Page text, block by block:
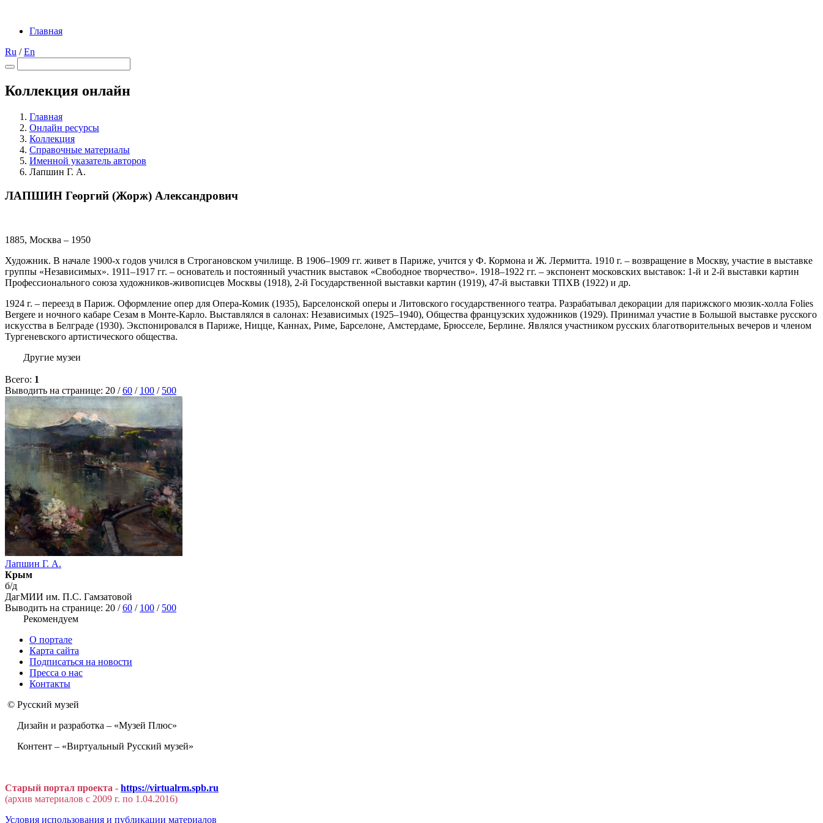
Главная
Ru /En
Коллекция онлайн
Главная
Онлайн ресурсы
Коллекция
Справочные материалы
Именной указатель авторов
Лапшин Г. А.
ЛАПШИН Георгий (Жорж) Александрович
1885, Москва – 1950
Художник. В начале 1900-х годов учился в Строгановском училище. В 1906–1909 гг. живет в Париже, учится у Ф. Кормона и Ж. Лермитта. 1910 г. – возвращение в Москву, участие в выставке
группы «Независимых». 1911–1917 гг. – основатель и постоянный участник выставок «Свободное творчество». 1918–1922 гг. – экспонент московских выставок: 1-й и 2-й выставки картин
Профессионального союза художников-живописцев Москвы (1918), 2-й Государственной выставки картин (1919), 47-й выставки ТПХВ (1922) и др.
1924 г. – переезд в Париж. Оформление опер для Опера-Комик (1935), Барселонской оперы и Литовского государственного театра. Разрабатывал декорации для парижского мюзик-холла Folies
Bergere и ночного кабаре Сезам в Монте-Карло. Выставлялся в салонах: Независимых (1925–1940), Общества французских художников (1929). Принимал участие в Большой выставке русского
искусства в Белграде (1930). Экспонировался в Париже, Ницце, Каннах, Риме, Барселоне, Амстердаме, Брюсселе, Берлине. Являлся участником русских благотворительных вечеров и членом
Тургеневского артистического общества.
Другие музеи
Всего: 1
Выводить на странице: 20 /60 / 100 / 500
Лапшин Г. А.
Крым
б/д
ДагМИИ им. П.С. Гамзатовой
Выводить на странице: 20 /60 / 100 / 500
Рекомендуем
О портале
Карта сайта
Подписаться на новости
Пресса о нас
Контакты
© Русский музей
Дизайн и разработка – «Музей Плюс»
Контент – «Виртуальный Русский музей»
Старый портал проекта - https://virtualrm.spb.ru
(архив материалов с 2009 г. по 1.04.2016)
Условия использования и публикации материалов